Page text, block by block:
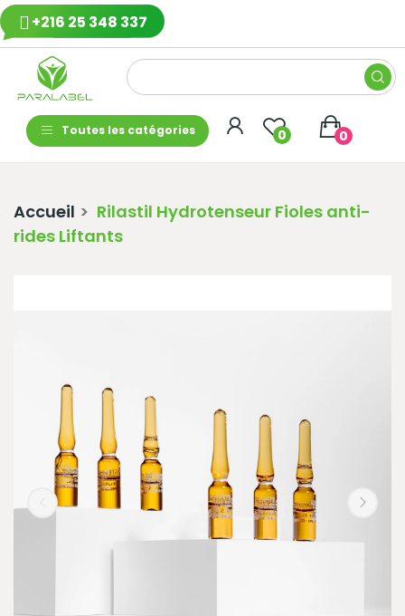
+216 25 348 337
Toutes les catégories 0 0
Accueil
Rilastil Hydrotenseur Fioles anti-
rides Liftants